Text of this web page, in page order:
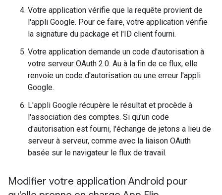
Votre application vérifie que la requête provient de
l'appli Google. Pour ce faire, votre application vérifie
la signature du package et l'ID client fourni.
Votre application demande un code d'autorisation à
votre serveur OAuth 2.0. Au à la fin de ce flux, elle
renvoie un code d'autorisation ou une erreur l'appli
Google.
L'appli Google récupère le résultat et procède à
l'association des comptes. Si qu'un code
d'autorisation est fourni, l'échange de jetons a lieu de
serveur à serveur, comme avec la liaison OAuth
basée sur le navigateur le flux de travail.
Modifier votre application Android pour